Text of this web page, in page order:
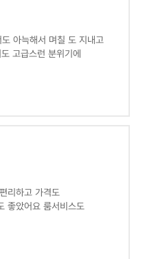
아늑해서 며칠 도 지내고
고급스런 분위기에
리하고 가격도
좋았어요 룸서비스도